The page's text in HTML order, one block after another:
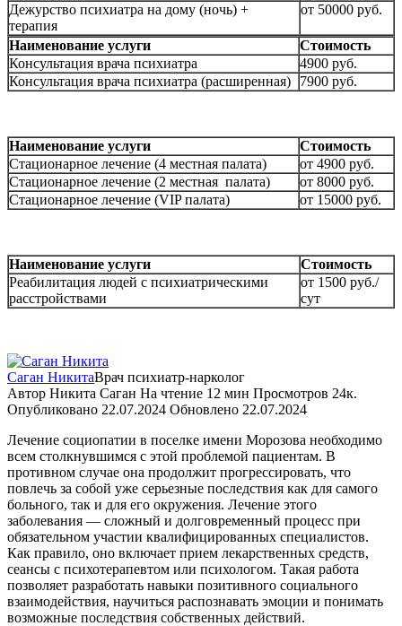
Дежурство психиатра на дому (ночь) +
терапия
от 50000 руб.
Наименование услуги
Стоимость
Консультация врача психиатра
4900 руб.
Консультация врача психиатра (расширенная)
7900 руб.
Наименование услуги
Стоимость
Стационарное лечение (4 местная палата)
от 4900 руб.
Стационарное лечение (2 местная палата)
от 8000 руб.
Стационарное лечение (VIP палата)
от 15000 руб.
Наименование услуги
Стоимость
Реабилитация людей с психиатрическими
расстройствами
от 1500 руб./
сут
Саган НикитаВрач психиатр-нарколог
Автор Никита Саган На чтение 12 мин Просмотров 24к.
Опубликовано 22.07.2024 Обновлено 22.07.2024
Лечение социопатии в поселке имени Морозова необходимо
всем столкнувшимся с этой проблемой пациентам. В
противном случае она продолжит прогрессировать, что
повлечь за собой уже серьезные последствия как для самого
больного, так и для его окружения. Лечение этого
заболевания — сложный и долговременный процесс при
обязательном участии квалифицированных специалистов.
Как правило, оно включает прием лекарственных средств,
сеансы с психотерапевтом или психологом. Такая работа
позволяет разработать навыки позитивного социального
взаимодействия, научиться распознавать эмоции и понимать
возможные последствия собственных действий.